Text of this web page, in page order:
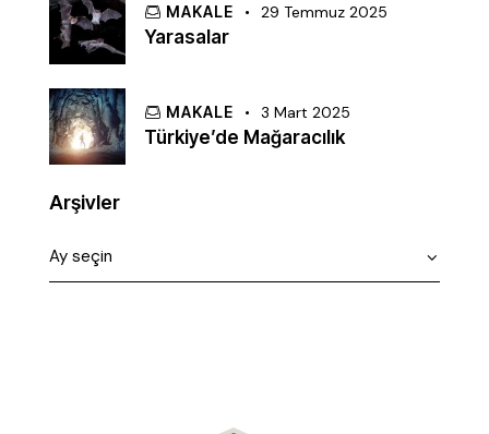
MAKALE 29 Temmuz 2025
Yarasalar
MAKALE 3 Mart 2025
Türkiye’de Mağaracılık
Arşivler